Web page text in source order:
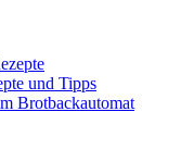
und Tipps
Brotbackautomat